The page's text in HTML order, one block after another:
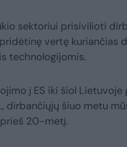
sektoriui prisivilioti
vertę kuriančias
technologijomis.
į ES iki šiol Lietuvoje
dirbančiųjų šiuo metu
20-metį.